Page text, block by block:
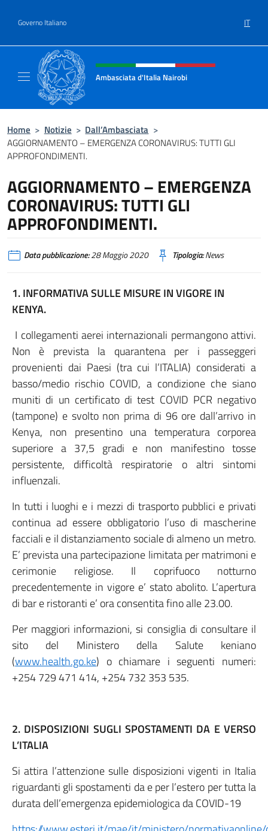
Governo Italiano IT
Intestazione sito, social e menù
Ambasciata d'Italia Nairobi
Home > Notizie > Dall’Ambasciata >
AGGIORNAMENTO – EMERGENZA CORONAVIRUS: TUTTI GLI
APPROFONDIMENTI.
AGGIORNAMENTO – EMERGENZA
CORONAVIRUS: TUTTI GLI
APPROFONDIMENTI.
Data pubblicazione:28 Maggio 2020 Tipologia:News
1. INFORMATIVA SULLE MISURE IN VIGORE IN
KENYA.
I collegamenti aerei internazionali permangono attivi.
Non è prevista la quarantena per i passeggeri
provenienti dai Paesi (tra cui l’ITALIA) considerati a
basso/medio rischio COVID, a condizione che siano
muniti di un certificato di test COVID PCR negativo
(tampone) e svolto non prima di 96 ore dall’arrivo in
Kenya, non presentino una temperatura corporea
superiore a 37,5 gradi e non manifestino tosse
persistente, difficoltà respiratorie o altri sintomi
influenzali.
In tutti i luoghi e i mezzi di trasporto pubblici e privati
continua ad essere obbligatorio l’uso di mascherine
facciali e il distanziamento sociale di almeno un metro.
E’ prevista una partecipazione limitata per matrimoni e
cerimonie religiose. Il coprifuoco notturno
precedentemente in vigore e’ stato abolito. L’apertura
di bar e ristoranti e’ ora consentita fino alle 23.00.
Per maggiori informazioni, si consiglia di consultare il
sito del Ministero della Salute keniano
(www.health.go.ke) o chiamare i seguenti numeri:
+254 729 471 414, +254 732 353 535.
2. DISPOSIZIONI SUGLI SPOSTAMENTI DA E VERSO
L’ITALIA
Si attira l’attenzione sulle disposizioni vigenti in Italia
riguardanti gli spostamenti da e per l’estero per tutta la
durata dell’emergenza epidemiologica da COVID-19